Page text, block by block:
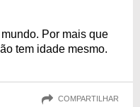
Por mais que
tem idade mesmo.
COMPARTILHAR